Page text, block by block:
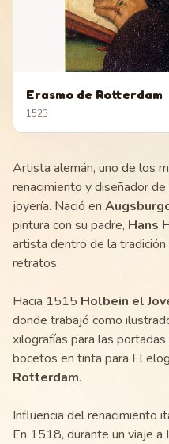
Erasmo de Rotterdam
1523
Artista alemán, uno de los
renacimiento y diseñador
joyería. Nació en
pintura con su padre, Hans
artista dentro de la
retratos.
Hacia 1515 Holbein el
donde trabajó como
xilografías para las
bocetos en tinta para El
Rotterdam.
Influencia del renacimiento
En 1518, durante un viaje a